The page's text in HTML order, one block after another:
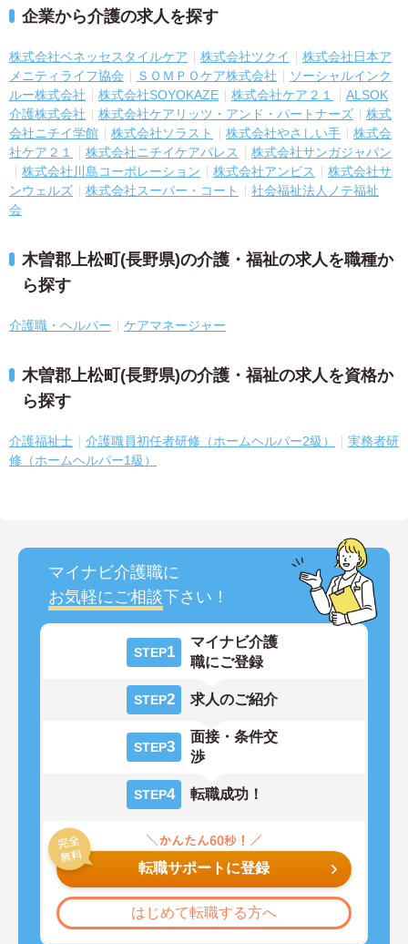
企業から介護の求人を探す
株式会社ベネッセスタイルケア 株式会社ツクイ
株式会社日本ア
メニティライフ協会
ＳＯＭＰＯケア株式会社
ソーシャルインク
ルー株式会社
株式会社SOYOKAZE 株式会社ケア２１
ALSOK
介護株式会社
株式会社ケアリッツ・アンド・パートナーズ
株式
会社ニチイ学館
株式会社ソラスト 株式会社やさしい手
株式会
社ケア２１
株式会社ニチイケアパレス
株式会社サンガジャパン
株式会社川島コーポレーション
株式会社アンビス
株式会社サ
ンウェルズ
株式会社スーパー・コート
社会福祉法人ノテ福祉
会
木曽郡上松町(長野県)の介護・福祉の求人を職種か
ら探す
介護職・ヘルパー ケアマネージャー
木曽郡上松町(長野県)の介護・福祉の求人を資格か
ら探す
介護福祉士 介護職員初任者研修（ホームヘルパー2級）
実務者研
修（ホームヘルパー1級）
マイナビ介護職に
お気軽にご相談下さい！
STEP1
マイナビ介護
職にご登録
STEP2 求人のご紹介
STEP3
面接・条件交
渉
STEP4 転職成功！
転職サポートに登録
はじめて転職する方へ